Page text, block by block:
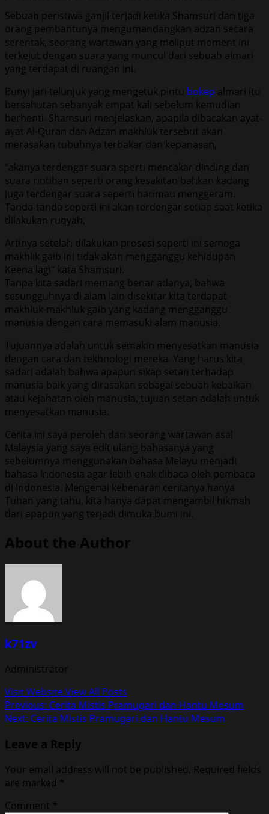
Sebuah peristiwa ganjil terjadi ketika Shamsuri dan tiga
orang pembantunya mengumandangkan adzan secara
serentak, seorang wartawan yang meliput moment ini
terkejut dengan suara yang muncul dari sebuah almari
yang terdapat di ruangan ini.
Bunyi jari telunjuk yang mengetuk pintu bokep almari itu
bersahutan sebanyak empat kali sebelum kemudian
berhenti. Shamsuri menjelaskan, apapila dibacakan ayat-
ayat Al-Quran dan Adzan makhluk tersebut akan
merasakan tubuhnya terbakar dan kepanasan,
“akanya terdengar suara sperti mencakar dinding dan
suara rintihan seperti orang kesakitan bahkan kadang
juga terdengar suara seperti harimau menggeram.
Tanda-tanda seperti ini akan terdengar setiap saat ketika
dilakukan ruqyah,
Artinya setelah dilakukan prosesi seperti ini semoga
makhlik gaib ini tidak akan mengganggu kehidupan
Keena lagi” kata Shamsuri.
Tanpa kita sadari memang benar adanya, bahwa
sesungguhnya di alam lain disekitar kita terdapat
makhluk-makhluk gaib yang kadang mengganggu
manusia dengan cara memasuki alam manusia.
Tujuannya adalah untuk semakin menyesatkan manusia
dengan cara dan tekhnologi mereka. Yang harus kita
sadari adalah bahwa apapun sikap setan terhadap
manusia baik yang dirasakan sebagai sebuah kebaikan
atau kejahatan oleh manusia, tujuan setan adalah untuk
menyesatkan manusia.
Cerita ini saya peroleh dari seorang wartawan asal
Malaysia yang saya edit ulang bahasanya yang
sebelumnya menggunakan bahasa Melayu menjadi
bahasa Indonesia agar lebih enak dibaca oleh pembaca
di Indonesia. Mengenai kebenaran ceritanya hanya
Tuhan yang tahu, kita hanya dapat mengambil hikmah
dari apapun yang terjadi dimuka bumi ini.
About the Author
k71zv
Administrator
Visit WebsiteView All Posts
Post
navigation
Previous: Cerita Mistis Pramugari dan Hantu Mesum
Next: Cerita Mistis Pramugari dan Hantu Mesum
Leave a Reply
Your email address will not be published. Required fields
are marked *
Comment *